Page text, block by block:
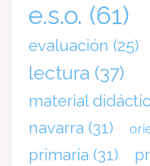
e.s.o. (61)
evaluación (25)
lectura (37)
material
navarra (31)
primaria (31)